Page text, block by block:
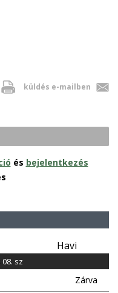
küldés e-mailben
és bejelentkezés
Havi
sz
Zárva